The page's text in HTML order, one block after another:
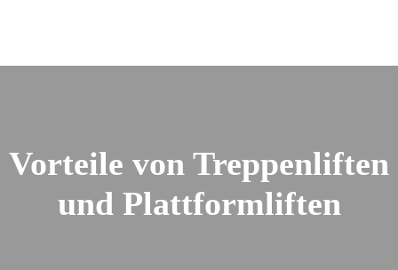
Vorteile von Treppenliften
und Plattformliften